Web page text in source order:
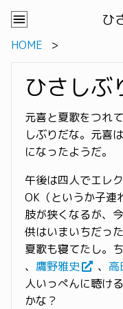
ひ
HOME
ひさしぶ
元喜と夏歌をつれ
しぶりだな。元喜
になったようだ。
午後は四人でエレ
OK（というか子連
肢が狭くなるが、
供はいまいちだっ
夏歌も寝てたし。
、 鷹野雅史 、 高
人いっぺんに聴け
かな？